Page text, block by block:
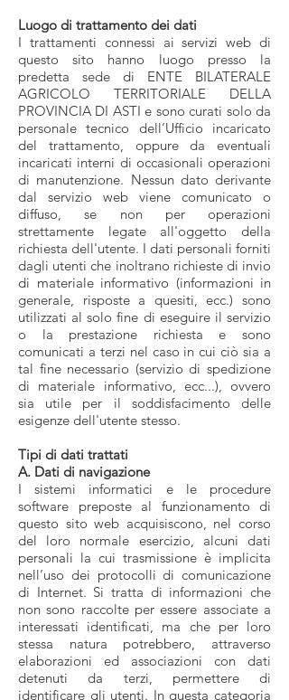
Luogo di trattamento dei dati
I trattamenti connessi ai servizi web di
questo sito hanno luogo presso la
predetta sede di ENTE BILATERALE
AGRICOLO TERRITORIALE DELLA
PROVINCIA DI ASTI e sono curati solo da
personale tecnico dell’Ufficio incaricato
del trattamento, oppure da eventuali
incaricati interni di occasionali operazioni
di manutenzione. Nessun dato derivante
dal servizio web viene comunicato o
diffuso, se non per operazioni
strettamente legate all'oggetto della
richiesta dell'utente. I dati personali forniti
dagli utenti che inoltrano richieste di invio
di materiale informativo (informazioni in
generale, risposte a quesiti, ecc.) sono
utilizzati al solo fine di eseguire il servizio
o la prestazione richiesta e sono
comunicati a terzi nel caso in cui ciò sia a
tal fine necessario (servizio di spedizione
di materiale informativo, ecc...), ovvero
sia utile per il soddisfacimento delle
esigenze dell'utente stesso.
Tipi di dati trattati
A. Dati di navigazione
I sistemi informatici e le procedure
software preposte al funzionamento di
questo sito web acquisiscono, nel corso
del loro normale esercizio, alcuni dati
personali la cui trasmissione è implicita
nell’uso dei protocolli di comunicazione
di Internet. Si tratta di informazioni che
non sono raccolte per essere associate a
interessati identificati, ma che per loro
stessa natura potrebbero, attraverso
elaborazioni ed associazioni con dati
detenuti da terzi, permettere di
identificare gli utenti. In questa categoria